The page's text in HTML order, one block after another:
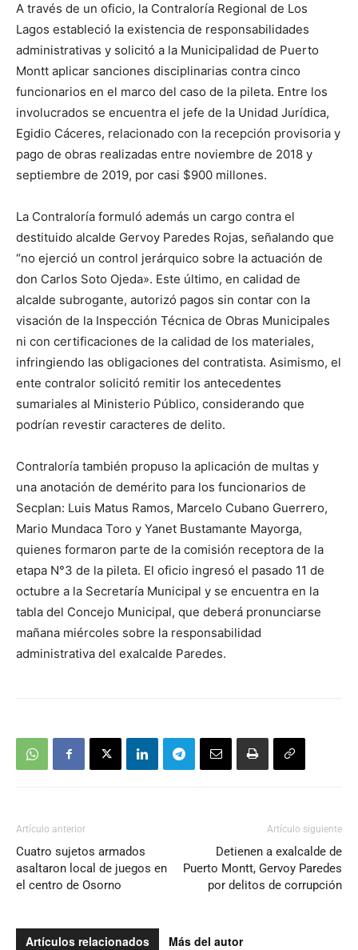
A través de un oficio, la Contraloría Regional de Los
Lagos estableció la existencia de responsabilidades
administrativas y solicitó a la Municipalidad de Puerto
Montt aplicar sanciones disciplinarias contra cinco
funcionarios en el marco del caso de la pileta. Entre los
involucrados se encuentra el jefe de la Unidad Jurídica,
Egidio Cáceres, relacionado con la recepción provisoria y
pago de obras realizadas entre noviembre de 2018 y
septiembre de 2019, por casi $900 millones.
La Contraloría formuló además un cargo contra el
destituido alcalde Gervoy Paredes Rojas, señalando que
“no ejerció un control jerárquico sobre la actuación de
don Carlos Soto Ojeda». Este último, en calidad de
alcalde subrogante, autorizó pagos sin contar con la
visación de la Inspección Técnica de Obras Municipales
ni con certificaciones de la calidad de los materiales,
infringiendo las obligaciones del contratista. Asimismo, el
ente contralor solicitó remitir los antecedentes
sumariales al Ministerio Público, considerando que
podrían revestir caracteres de delito.
Contraloría también propuso la aplicación de multas y
una anotación de demérito para los funcionarios de
Secplan: Luis Matus Ramos, Marcelo Cubano Guerrero,
Mario Mundaca Toro y Yanet Bustamante Mayorga,
quienes formaron parte de la comisión receptora de la
etapa N°3 de la pileta. El oficio ingresó el pasado 11 de
octubre a la Secretaría Municipal y se encuentra en la
tabla del Concejo Municipal, que deberá pronunciarse
mañana miércoles sobre la responsabilidad
administrativa del exalcalde Paredes.
Artículo anterior
Cuatro sujetos armados
asaltaron local de juegos en
el centro de Osorno
Artículo siguiente
Detienen a exalcalde de
Puerto Montt, Gervoy Paredes
por delitos de corrupción
Artículos relacionados Más del autor